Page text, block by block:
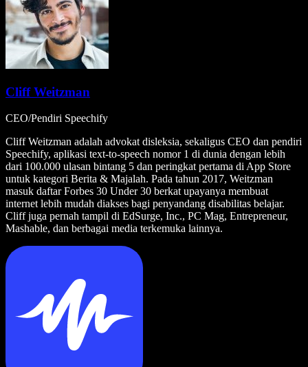
Cliff Weitzman
CEO/Pendiri Speechify
Cliff Weitzman adalah advokat disleksia, sekaligus CEO dan pendiri
Speechify, aplikasi text-to-speech nomor 1 di dunia dengan lebih
dari 100.000 ulasan bintang 5 dan peringkat pertama di App Store
untuk kategori Berita & Majalah. Pada tahun 2017, Weitzman
masuk daftar Forbes 30 Under 30 berkat upayanya membuat
internet lebih mudah diakses bagi penyandang disabilitas belajar.
Cliff juga pernah tampil di EdSurge, Inc., PC Mag, Entrepreneur,
Mashable, dan berbagai media terkemuka lainnya.